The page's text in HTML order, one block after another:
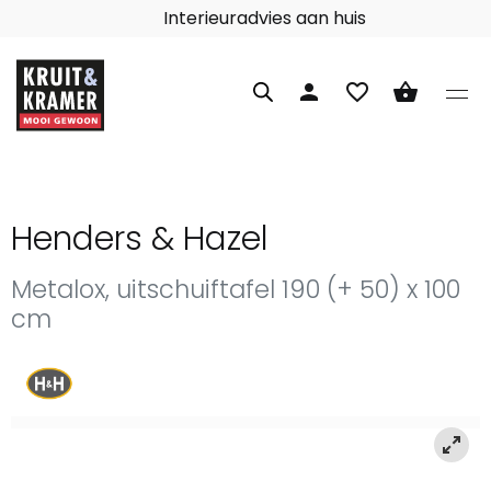
Interieuradvies aan huis
person favorite_border shopping_basket
Henders & Hazel
Metalox, uitschuiftafel 190 (+ 50) x 100
cm